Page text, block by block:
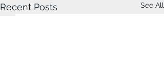
Recent Posts See All